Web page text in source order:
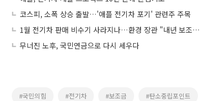
코스피, 소폭 상승 출발…'애플 전기차 포기' 관련주 주목
1월 전기차 판매 비수기 사라지나…환경 장관 "내년 보조금 개편안 올 12월 마무리"
무너진 노후, 국민연금으로 다시 세우다
#국민의힘 #전기차 #보조금 #탄소중립포인트